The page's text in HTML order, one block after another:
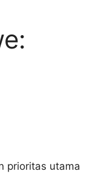
prioritas utama